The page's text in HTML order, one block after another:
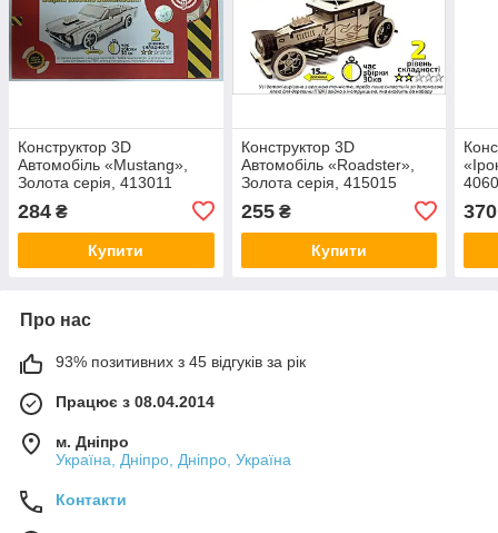
Конструктор 3D
Автомобіль «Mustang»,
Золота серія, 413011
284 ₴
Купити
Конструктор 3D
Автомобіль «Roadster»,
Золота серія, 415015
255₴
Купити
370
Про нас
93% позитивних з 45 відгуків за рік
Працює з 08.04.2014
м. Дніпро
Україна, Дніпро, Дніпро, Україна
Контакти